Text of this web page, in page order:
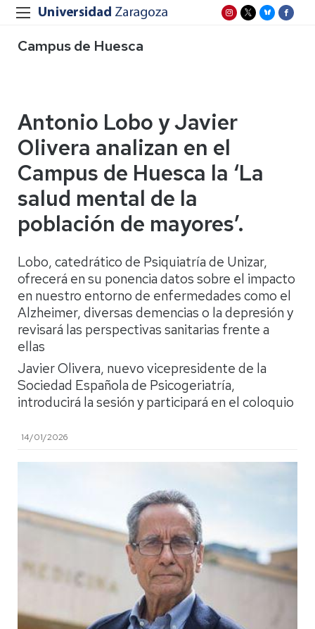
Campus de Huesca
Antonio Lobo y Javier
Olivera analizan en el
Campus de Huesca la ‘La
salud mental de la
población de mayores’.
Lobo, catedrático de Psiquiatría de Unizar,
ofrecerá en su ponencia datos sobre el impacto
en nuestro entorno de enfermedades como el
Alzheimer, diversas demencias o la depresión y
revisará las perspectivas sanitarias frente a
ellas
Javier Olivera, nuevo vicepresidente de la
Sociedad Española de Psicogeriatría,
introducirá la sesión y participará en el coloquio
14/01/2026